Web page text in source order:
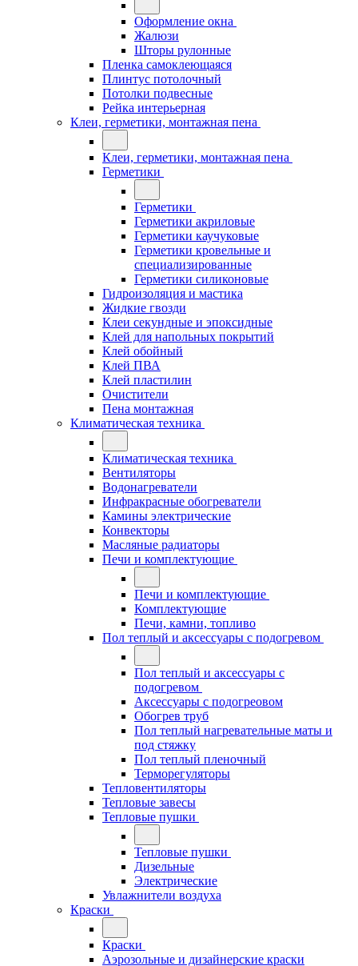
Оформление окна
Жалюзи
Шторы рулонные
Пленка самоклеющаяся
Плинтус потолочный
Потолки подвесные
Рейка интерьерная
Клеи, герметики, монтажная пена
Клеи, герметики, монтажная пена
Герметики
Герметики
Герметики акриловые
Герметики каучуковые
Герметики кровельные и
специализированные
Герметики силиконовые
Гидроизоляция и мастика
Жидкие гвозди
Клеи секундные и эпоксидные
Клей для напольных покрытий
Клей обойный
Клей ПВА
Клей пластилин
Очистители
Пена монтажная
Климатическая техника
Климатическая техника
Вентиляторы
Водонагреватели
Инфракрасные обогреватели
Камины электрические
Конвекторы
Масляные радиаторы
Печи и комплектующие
Печи и комплектующие
Комплектующие
Печи, камни, топливо
Пол теплый и аксессуары с подогревом
Пол теплый и аксессуары с
подогревом
Аксессуары с подогреовом
Обогрев труб
Пол теплый нагревательные маты и
под стяжку
Пол теплый пленочный
Терморегуляторы
Тепловентиляторы
Тепловые завесы
Тепловые пушки
Тепловые пушки
Дизельные
Электрические
Увлажнители воздуха
Краски
Краски
Аэрозольные и дизайнерские краски